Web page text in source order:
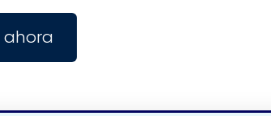
ahora